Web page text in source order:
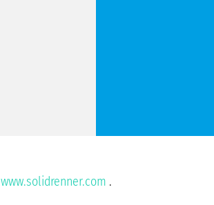
www.solidrenner.com .